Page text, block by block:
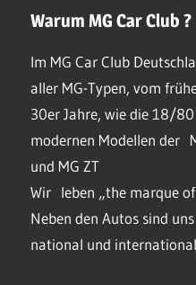
Warum MG Car Club ?
Im MG Car Club
aller MG-Typen, vom
30er Jahre, wie die 18/
modernen Modellen der
und MG ZT
Wir leben „the marque
Neben den Autos sind
national und